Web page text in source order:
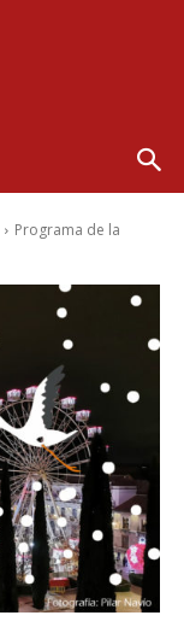
Programa de la